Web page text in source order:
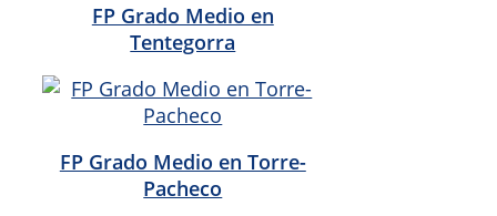
FP Grado Medio en
Tentegorra
FP Grado Medio en Torre-
Pacheco